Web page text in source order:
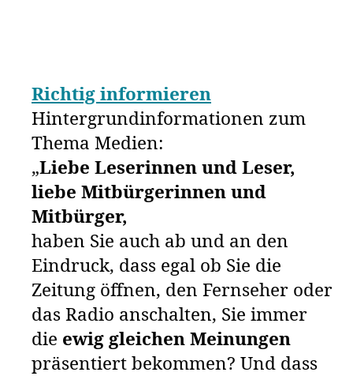
Richtig informieren
Hintergrundinformationen zum
Thema Medien:
„Liebe Leserinnen und Leser,
liebe Mitbürgerinnen und
Mitbürger,
haben Sie auch ab und an den
Eindruck, dass egal ob Sie die
Zeitung öffnen, den Fernseher oder
das Radio anschalten, Sie immer
die ewig gleichen Meinungen
präsentiert bekommen? Und dass